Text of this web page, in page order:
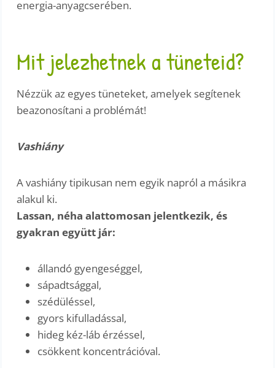
energia-anyagcserében.
Mit jelezhetnek a tüneteid?
Nézzük az egyes tüneteket, amelyek segítenek
beazonosítani a problémát!
Vashiány
A vashiány tipikusan nem egyik napról a másikra
alakul ki.
Lassan, néha alattomosan jelentkezik, és
gyakran együtt jár:
állandó gyengeséggel,
sápadtsággal,
szédüléssel,
gyors kifulladással,
hideg kéz-láb érzéssel,
csökkent koncentrációval.